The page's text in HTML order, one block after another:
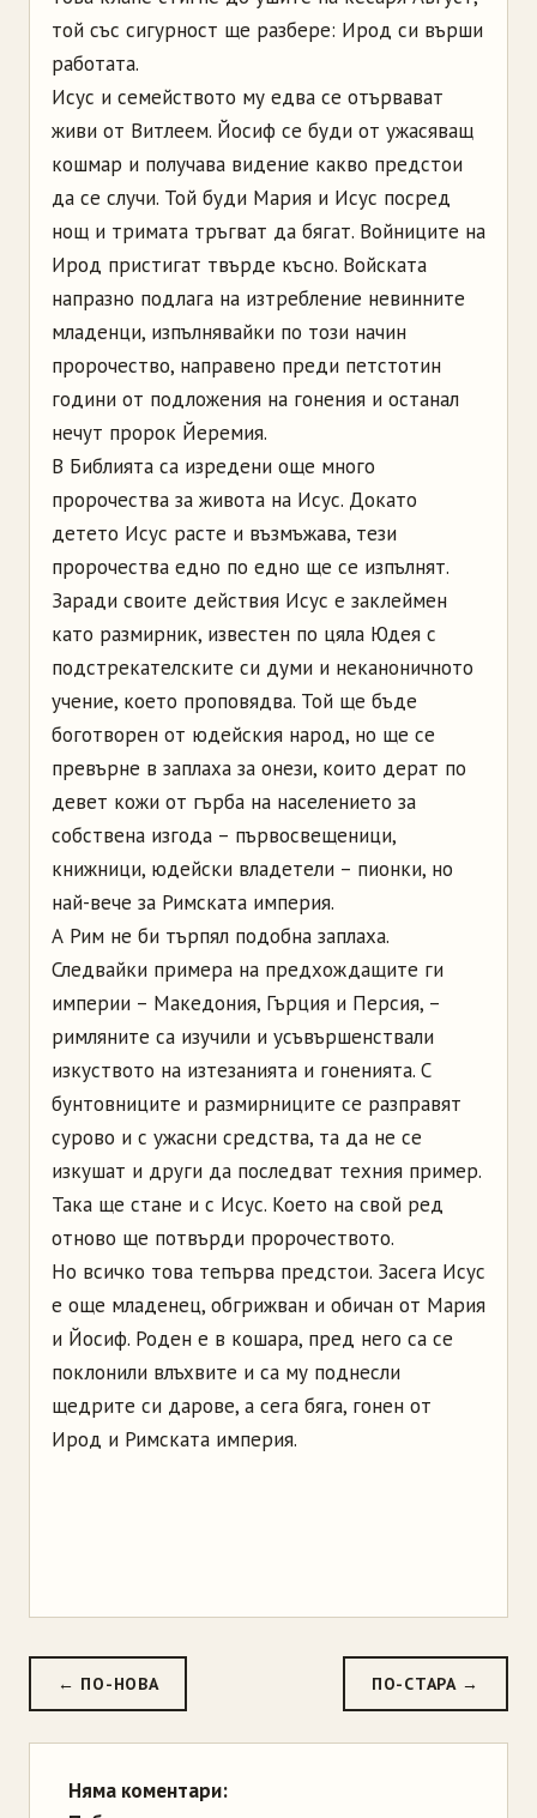
той със сигурност ще разбере: Ирод си върши
работата.
Исус и семейството му едва се отървават
живи от Витлеем. Йосиф се буди от ужасяващ
кошмар и получава видение какво предстои
да се случи. Той буди Мария и Исус посред
нощ и тримата тръгват да бягат. Войниците на
Ирод пристигат твърде късно. Войската
напразно подлага на изтребление невинните
младенци, изпълнявайки по този начин
пророчество, направено преди петстотин
години от подложения на гонения и останал
нечут пророк Йеремия.
В Библията са изредени още много
пророчества за живота на Исус. Докато
детето Исус расте и възмъжава, тези
пророчества едно по едно ще се изпълнят.
Заради своите действия Исус е заклеймен
като размирник, известен по цяла Юдея с
подстрекателските си думи и неканоничното
учение, което проповядва. Той ще бъде
боготворен от юдейския народ, но ще се
превърне в заплаха за онези, които дерат по
девет кожи от гърба на населението за
собствена изгода – първосвещеници,
книжници, юдейски владетели – пионки, но
най-вече за Римската империя.
А Рим не би търпял подобна заплаха.
Следвайки примера на предхождащите ги
империи – Македония, Гърция и Персия, –
римляните са изучили и усъвършенствали
изкуството на изтезанията и гоненията. С
бунтовниците и размирниците се разправят
сурово и с ужасни средства, та да не се
изкушат и други да последват техния пример.
Така ще стане и с Исус. Което на свой ред
отново ще потвърди пророчеството.
Но всичко това тепърва предстои. Засега Исус
е още младенец, обгрижван и обичан от Мария
и Йосиф. Роден е в кошара, пред него са се
поклонили влъхвите и са му поднесли
щедрите си дарове, а сега бяга, гонен от
Ирод и Римската империя.
← ПО-НОВА ПО-СТАРА →
Няма коментари: